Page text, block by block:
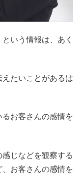
いう情報は、あく
たいことがあるは
お客さんの感情を
じなどを観察する
お客さんの感情を